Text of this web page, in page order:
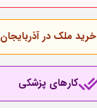
خرید ملک در آذربایجان
کارهای پزشکی